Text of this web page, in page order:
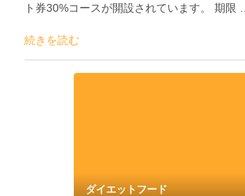
ト券30%コースが開設されています。 期限 …
続きを読む
ダイエットフード